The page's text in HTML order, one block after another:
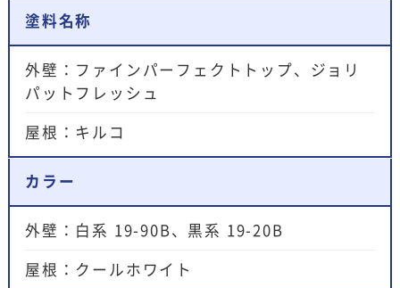
塗料名称
外壁：ファインパーフェクトトップ、ジョリ
パットフレッシュ
屋根：キルコ
カラー
外壁：白系 19-90B、黒系 19-20B
屋根：クールホワイト